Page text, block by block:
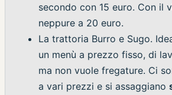
secondo con 15 euro. Con il
neppure a 20 euro.
La trattoria Burro e Sugo.
un menù a prezzo fisso, di
ma non vuole fregature. Ci
a vari prezzi e si assaggiano